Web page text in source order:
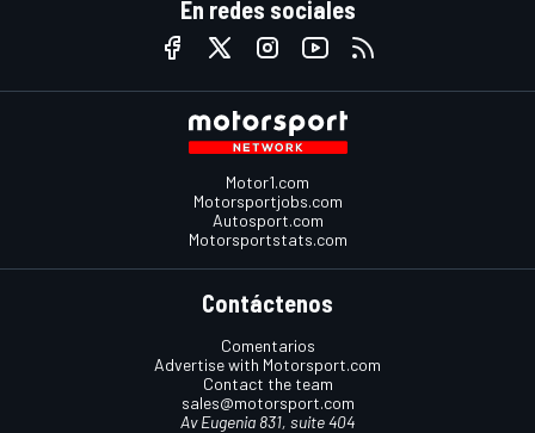
En redes sociales
Motor1.com
Motorsportjobs.com
Autosport.com
Motorsportstats.com
Contáctenos
Comentarios
Advertise with Motorsport.com
Contact the team
sales@motorsport.com
Av Eugenia 831, suite 404